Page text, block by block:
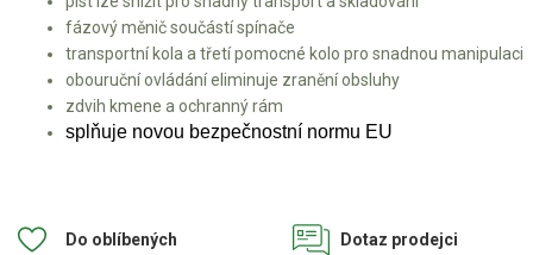
fázový měnič součástí spínače
transportní kola a třetí pomocné kolo pro snadnou manipulaci
obouruční ovládání eliminuje zranění obsluhy
zdvih kmene a ochranný rám
splňuje novou bezpečnostní normu EU
Do oblíbených Dotaz prodejci